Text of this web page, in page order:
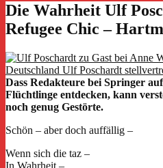
Die Wahrheit Ulf
Refugee Chic –
Dass Redakteure bei Springer
Flüchtlinge entdecken, kann
noch genug Gestörte.
Schön – aber doch auffällig –
Wenn sich die taz –
In Wahrheit –